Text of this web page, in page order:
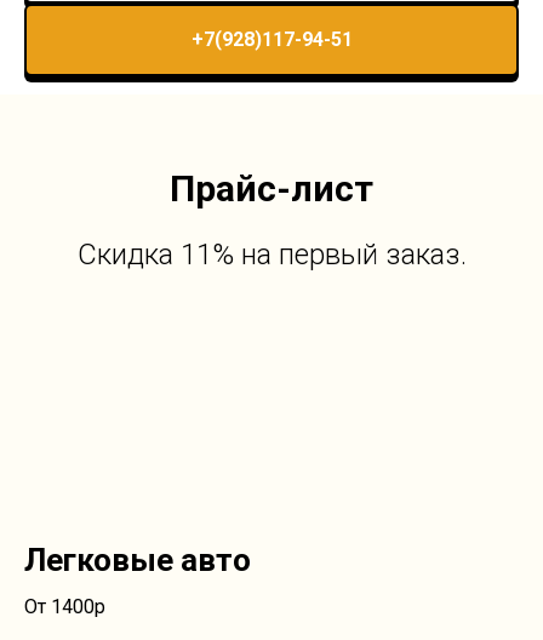
+7(928)117-94-51
Прайс-лист
Скидка 11% на первый заказ.
Легковые авто
От 1400р